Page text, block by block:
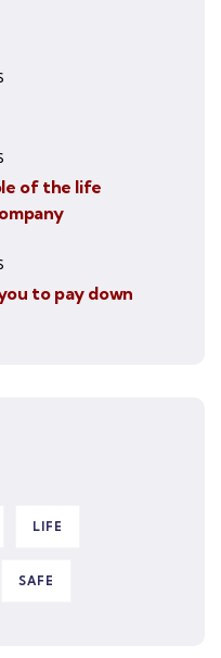
of the life
to pay down
LIFE
SAFE